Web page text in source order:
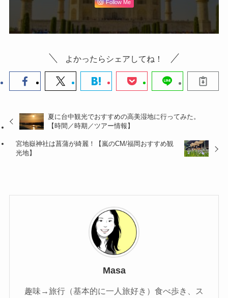
Follow Me
よかったらシェアしてね！
夏に台中観光でおすすめの高美湿地に行ってみた。
【時間／時期／ツアー情報】
宮地嶽神社は菖蒲が綺麗！【嵐のCM/福岡おすすめ観
光地】
Masa
趣味→旅行（基本的に一人旅好き）食べ歩き、ス